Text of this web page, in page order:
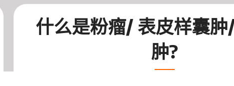
什么是粉瘤/ 表皮样囊
肿?